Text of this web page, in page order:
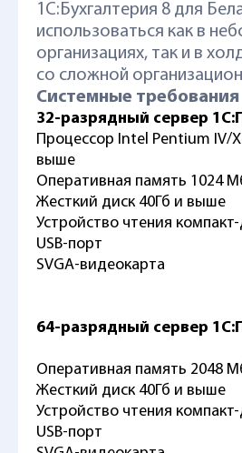
1С:Бухгалтерия 8 для
использоваться как в
организациях, так и в
со сложной
Системные требования
32-разрядный сервер
Процессор Intel Pentium IV/
выше
Оперативная память 1024
Жесткий диск 40Гб и выше
Устройство чтения
USB-порт
SVGA-видеокарта
64-разрядный сервер
Оперативная память 2048
Жесткий диск 40Гб и выше
Устройство чтения
USB-порт